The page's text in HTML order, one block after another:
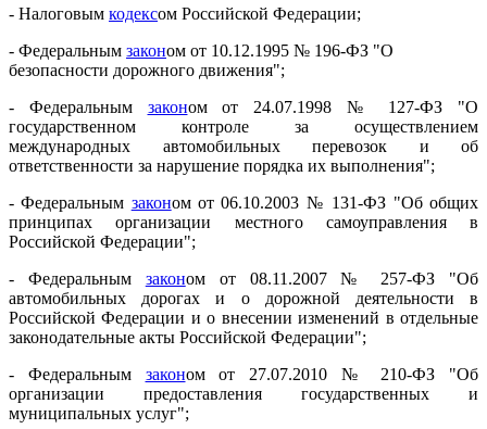
- Налоговым кодексом Российской Федерации;
- Федеральным законом от 10.12.1995 № 196-ФЗ "О
безопасности дорожного движения";
- Федеральным законом от 24.07.1998 № 127-ФЗ "О
государственном контроле за осуществлением
международных автомобильных перевозок и об
ответственности за нарушение порядка их выполнения";
- Федеральным законом от 06.10.2003 № 131-ФЗ "Об общих
принципах организации местного самоуправления в
Российской Федерации";
- Федеральным законом от 08.11.2007 № 257-ФЗ "Об
автомобильных дорогах и о дорожной деятельности в
Российской Федерации и о внесении изменений в отдельные
законодательные акты Российской Федерации";
- Федеральным законом от 27.07.2010 № 210-ФЗ "Об
организации предоставления государственных и
муниципальных услуг";